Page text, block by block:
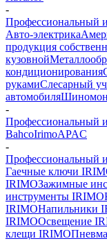
-
Профессиональный
Авто-электрика
продукция
кузовной
кондиционирования
рукамиСлесарный
автомобиля
-
Профессиональный
BahcoIrimoAPAC
-
Профессиональный
Гаечные ключи
IRIMOЗажимные
инструменты IRIMO
IRIMOНапильники
IRIMOОсвещение
клещи IRIMO